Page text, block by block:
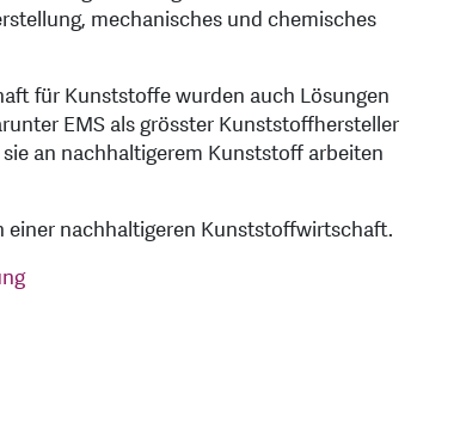
mechanisches und chemisches
für Kunststoffe wurden auch Lösungen
EMS als grösster Kunststoffhersteller
an nachhaltigerem Kunststoff arbeiten
einer nachhaltigeren Kunststoffwirtschaft.